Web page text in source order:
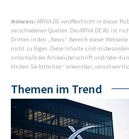
Hinweis:ARIVA.DE veröffentlicht in dieser
verschiedenen Quellen. Die ARIVA.DE AG ist
Dritten in den „News“-Bereich dieser
nicht zu Eigen. Diese Inhalte sind
unterhalb der Artikelüberschrift und/oder
klicken Sie bitte hier.“ erkennbar;
Themen im Trend